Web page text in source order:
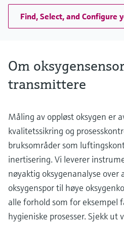
Find, Select, and Configure
Om
transmittere
Måling av oppløst oksygen er
kvalitetssikring og
bruksområder som
inertisering. Vi leverer
nøyaktig oksygenanalyse over
oksygenspor til høye
alle forhold som for eksempel
hygieniske prosesser. Sjekk ut